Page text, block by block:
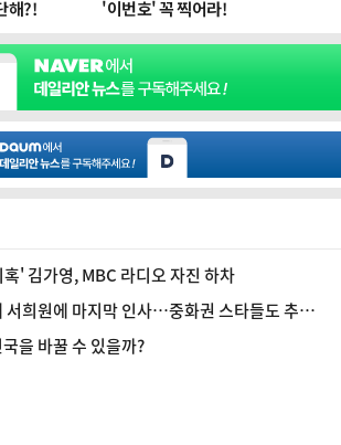
' 김가영, MBC 라디오 자진 하차
서희원에 마지막 인사…중화권 스타들도 추모
을 바꿀 수 있을까?